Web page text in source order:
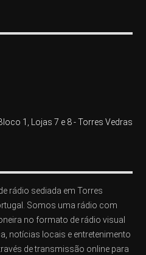
1, Lojas 7 e 8 - Torres Vedras
rádio sediada em Torres
Somos uma rádio com
no formato de rádio visual
notícias locais e entretenimento
de transmissão online para